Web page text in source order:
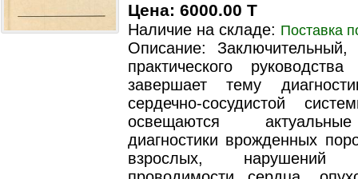
Цена: 6000.00 T
Наличие на складе: Поставка
Описание:
практического
завершает тему
сердечно-сосудистой
освещаются
диагностики врожденных
взрослых,